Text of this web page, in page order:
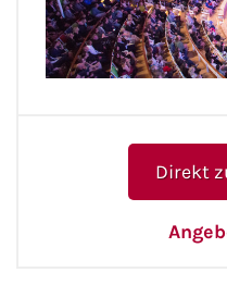
Direkt